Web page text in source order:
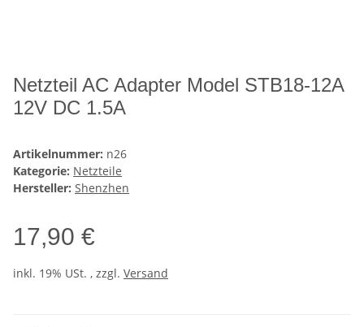
Netzteil AC Adapter Model STB18-12A
12V DC 1.5A
Artikelnummer: n26
Kategorie: Netzteile
Hersteller: Shenzhen
17,90 €
inkl. 19% USt. , zzgl. Versand